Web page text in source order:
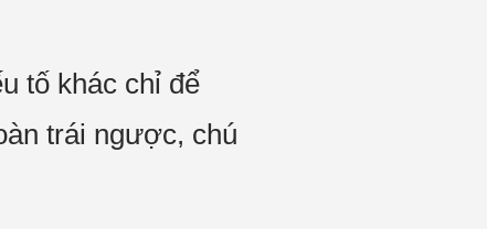
tố khác chỉ để
trái ngược, chú